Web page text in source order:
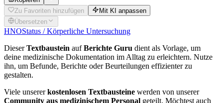
Zu Favoriten hinzufügen
Mit KI anpassen
Übersetzen
HNOStatus / Körperliche Untersuchung
DieserTextbaustein aufBerichte Guru dient als Vorlage, um
deine medizinische Dokumentation im Alltag zu erleichtern. Nutze
ihn, um Befunde, Berichte oder Beurteilungen effizienter zu
gestalten.
Viele unsererkostenlosen Textbausteine werden von unserer
Community aus medizinischem Personal geteilt. Möchtest auch